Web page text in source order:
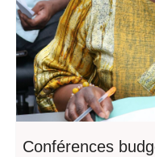
Conférences